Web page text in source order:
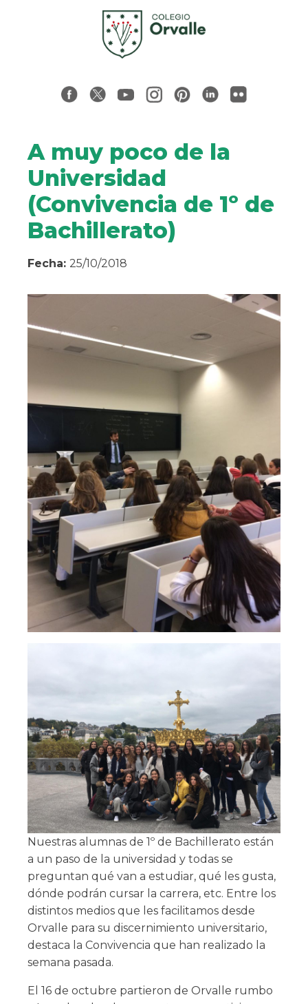
A muy poco de la
Universidad
(Convivencia de 1º de
Bachillerato)
Fecha: 25/10/2018
Nuestras alumnas de 1º de Bachillerato están
a un paso de la universidad y todas se
preguntan qué van a estudiar, qué les gusta,
dónde podrán cursar la carrera, etc. Entre los
distintos medios que les facilitamos desde
Orvalle para su discernimiento universitario,
destaca la Convivencia que han realizado la
semana pasada.
El 16 de octubre partieron de Orvalle rumbo